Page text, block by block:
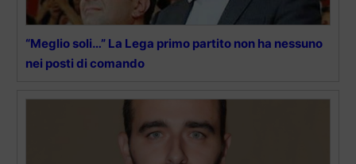
“Meglio soli…” La Lega primo partito non ha nessuno
nei posti di comando